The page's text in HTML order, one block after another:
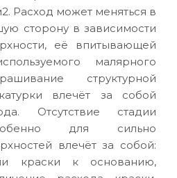
Расход может меняться в
сторону в зависимости
её впитывающей
малярного
структурной
влечёт за собой
Отсутствие стадии
для сильно
влечёт за собой:
краски к основанию,